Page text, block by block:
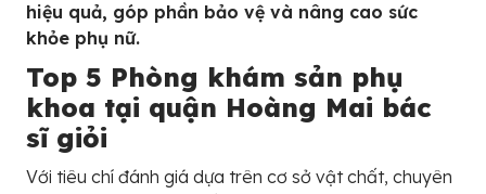
hiệu quả, góp phần bảo vệ và nâng cao sức
khỏe phụ nữ.
Top 5 Phòng khám sản phụ
khoa tại quận Hoàng Mai bác
sĩ giỏi
Với tiêu chí đánh giá dựa trên cơ sở vật chất, chuyên